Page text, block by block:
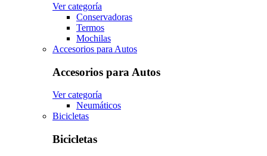
Ver categoría
Conservadoras
Termos
Mochilas
Accesorios para Autos
Accesorios para Autos
Ver categoría
Neumáticos
Bicicletas
Bicicletas